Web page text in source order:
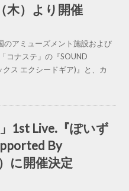
木）より開催
のアミューズメント施設および
コナステ」の『SOUND
クス エクシードギア)』と、カ
1st Live.『ぽいず
By
に開催決定